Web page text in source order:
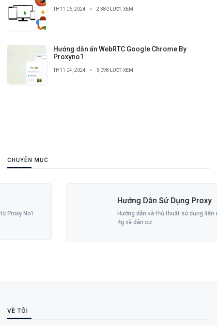
TH11 06, 2024 2,380 LƯỢT XEM
Hướng dẫn ẩn WebRTC Google Chrome By
Proxyno1
TH11 04, 2024 3,098 LƯỢT XEM
CHUYÊN MỤC
Hướng Dẫn Sử Dụng Proxy
Hướng dẫn và thủ thuật sử dụng liên quan đến proxy
VỀ TÔI